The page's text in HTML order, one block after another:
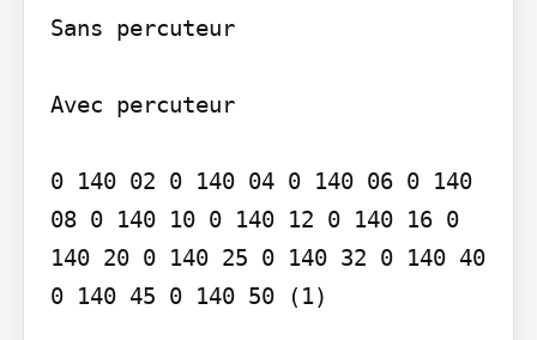
Sans percuteur
Avec percuteur
0 140 02 0 140 04 0 140 06 0 140
08 0 140 10 0 140 12 0 140 16 0
140 20 0 140 25 0 140 32 0 140 40
0 140 45 0 140 50 (1)